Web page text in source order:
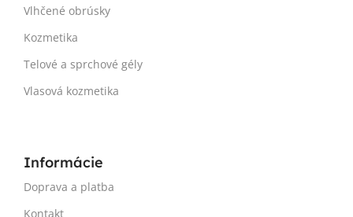
Vlhčené obrúsky
Kozmetika
Telové a sprchové gély
Vlasová kozmetika
Informácie
Doprava a platba
Kontakt